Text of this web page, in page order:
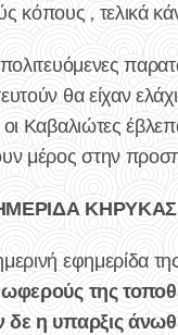
κόπους , τελικά
θα είχαν
οι Καβαλιώτες
μέρος στην
ΚΗΡΥΚΑΣ
εφημερίδα
της
η υπαρξις